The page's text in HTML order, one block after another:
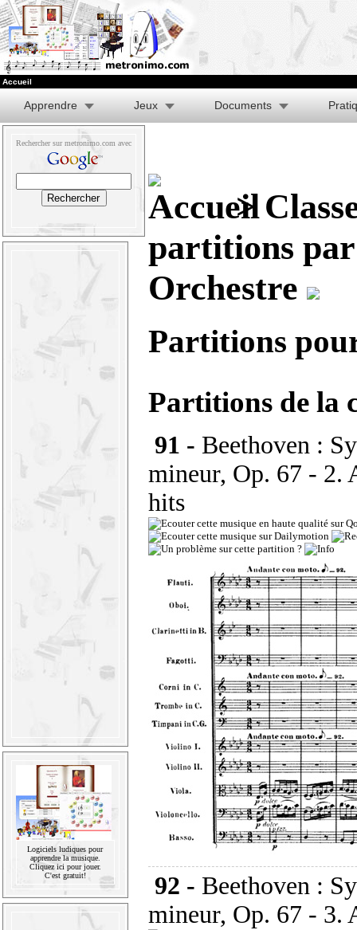
Accueil
Apprendre Jeux Documents
Rechercher sur metronimo.com avec
Logiciels ludiques pour
apprendre la musique.
Cliquez ici pour jouer.
C'est gratuit!
>
partitions
Orchestre
Partitions
Partitions de la
91 - Beethoven :
mineur, Op. 67 - 2.
hits
92 - Beethoven :
mineur, Op. 67 - 3.